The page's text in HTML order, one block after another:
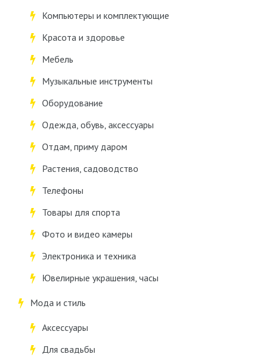
Компьютеры и комплектующие
Красота и здоровье
Мебель
Музыкальные инструменты
Оборудование
Одежда, обувь, аксессуары
Отдам, приму даром
Растения, садоводство
Телефоны
Товары для спорта
Фото и видео камеры
Электроника и техника
Ювелирные украшения, часы
Мода и стиль
Аксессуары
Для свадьбы